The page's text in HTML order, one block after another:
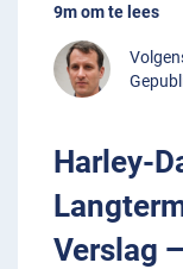
9m om te lees
Harley-
Verslag